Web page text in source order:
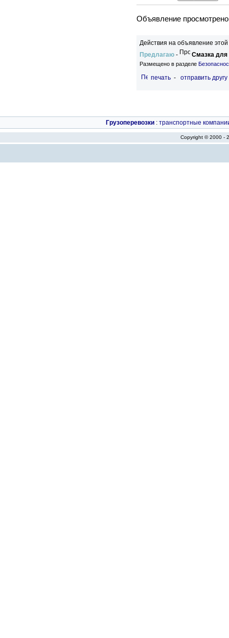
Объявление просмотрено
Действия на объявление
Предлагаю - Смазка для
Размещено в разделе
печать - отправить другу
Грузоперевозки : транспортные
Copyright © 2000 -